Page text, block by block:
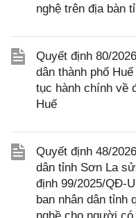
nghệ trên địa bàn
Quyết định 80/
dân thành phố
tục hành chính về
Huế
Quyết định 48/
dân tỉnh Sơn La
định 99/2025/QĐ-
ban nhân dân tỉnh